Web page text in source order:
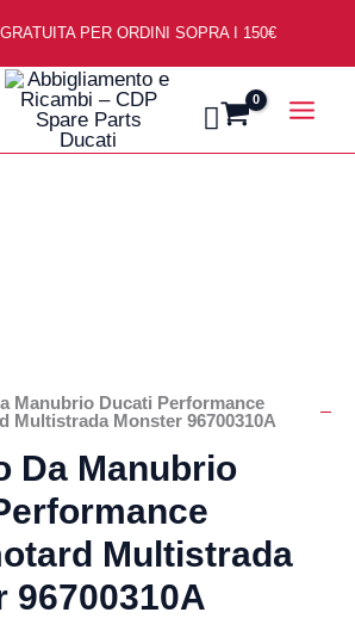
PER ORDINI SOPRA I 150€
Manubrio Ducati Performance
Multistrada Monster 96700310A
Da Manubrio
Multistrada
96700310A